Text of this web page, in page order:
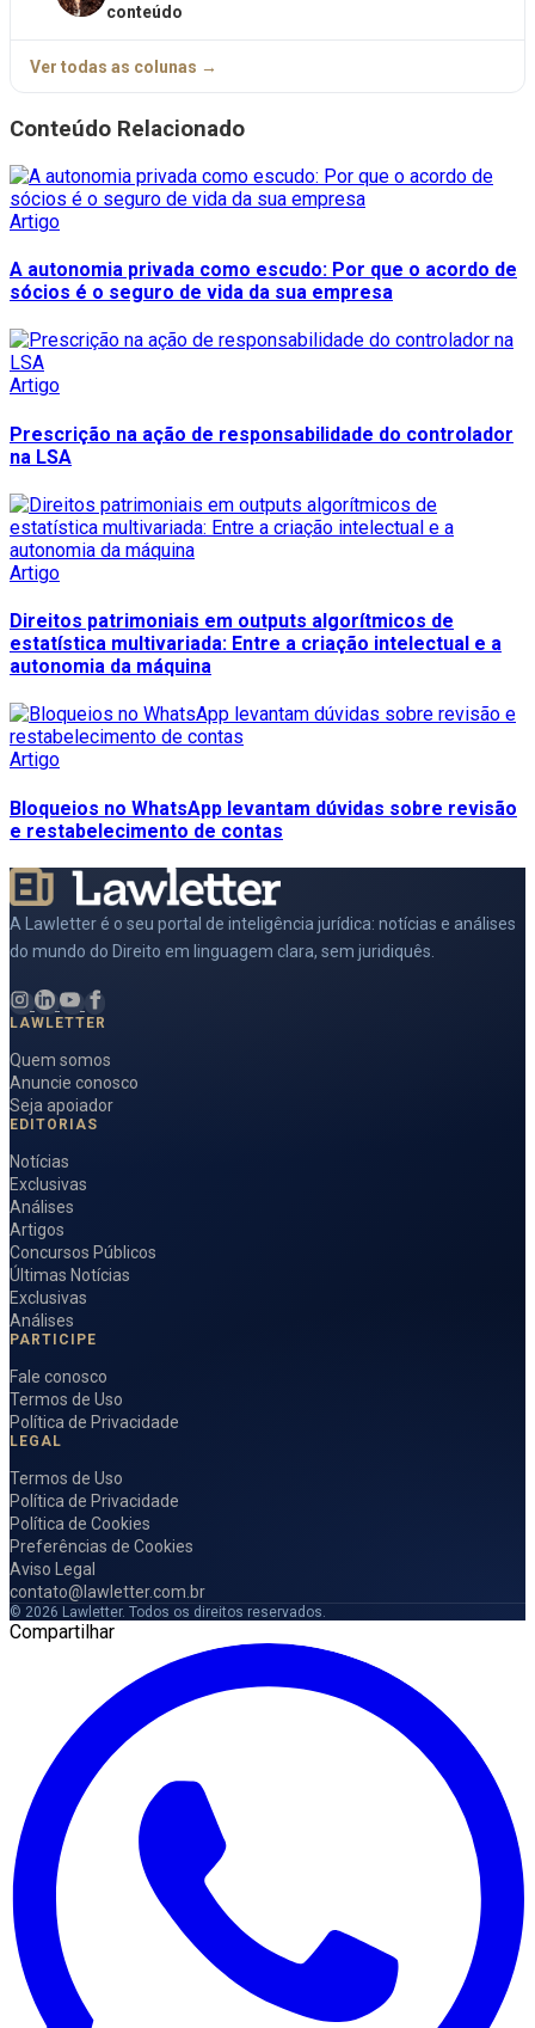
conteúdo
Ver todas as colunas →
Conteúdo Relacionado
Artigo
A autonomia privada como escudo: Por que o acordo de
sócios é o seguro de vida da sua empresa
Artigo
Prescrição na ação de responsabilidade do controlador
na LSA
Artigo
Direitos patrimoniais em outputs algorítmicos de
estatística multivariada: Entre a criação intelectual e a
autonomia da máquina
Artigo
Bloqueios no WhatsApp levantam dúvidas sobre revisão
e restabelecimento de contas
A Lawletter é o seu portal de inteligência jurídica: notícias e análises
do mundo do Direito em linguagem clara, sem juridiquês.
LAWLETTER
Quem somos
Anuncie conosco
Seja apoiador
EDITORIAS
Notícias
Exclusivas
Análises
Artigos
Concursos Públicos
Últimas Notícias
Exclusivas
Análises
PARTICIPE
Fale conosco
Termos de Uso
Política de Privacidade
LEGAL
Termos de Uso
Política de Privacidade
Política de Cookies
Preferências de Cookies
Aviso Legal
contato@lawletter.com.br
© 2026 Lawletter. Todos os direitos reservados.
Compartilhar